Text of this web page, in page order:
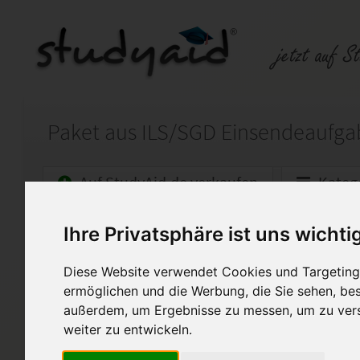
Ihre Privatsphäre ist uns
Diese Website verwendet Cookies und
ermöglichen und die Werbung, die Sie sehen,
außerdem, um Ergebnisse zu messen, um zu
weiter zu entwickeln.
Auf StudyAid.de verkaufen
Startseite Wirtschaft
Investitionen
Paket aus folgendem